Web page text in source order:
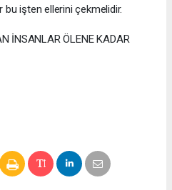
bu işten ellerini çekmelidir.
İNSANLAR ÖLENE KADAR